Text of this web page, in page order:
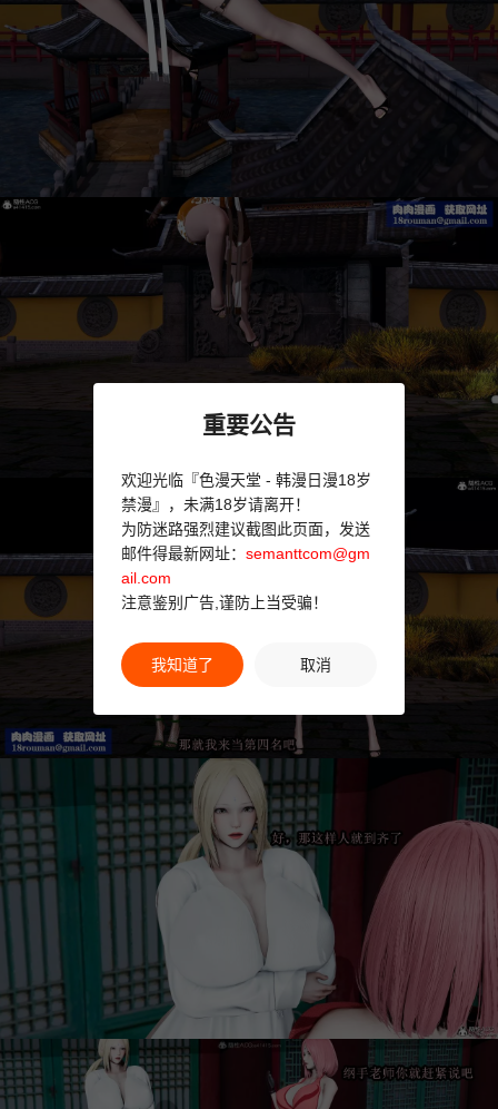
重要公告
欢迎光临『色漫天堂 - 韩漫日漫18岁
禁漫』，未满18岁请离开！
为防迷路强烈建议截图此页面，发送
邮件得最新网址： semanttcom@gm
ail.com
注意鉴别广告,谨防上当受骗！
我知道了 取消